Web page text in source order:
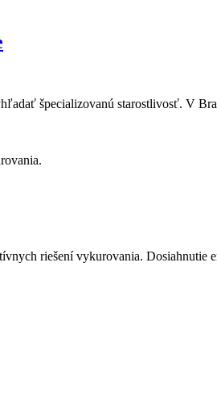
špecializovanú starostlivosť. V
riešení vykurovania. Dosiahnutie